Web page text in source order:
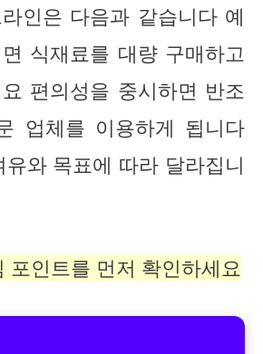
인은 다음과 같습니다 예
식재료를 대량 구매하고
편의성을 중시하면 반조
업체를 이용하게 됩니다
와 목표에 따라 달라집니
포인트를 먼저 확인하세요